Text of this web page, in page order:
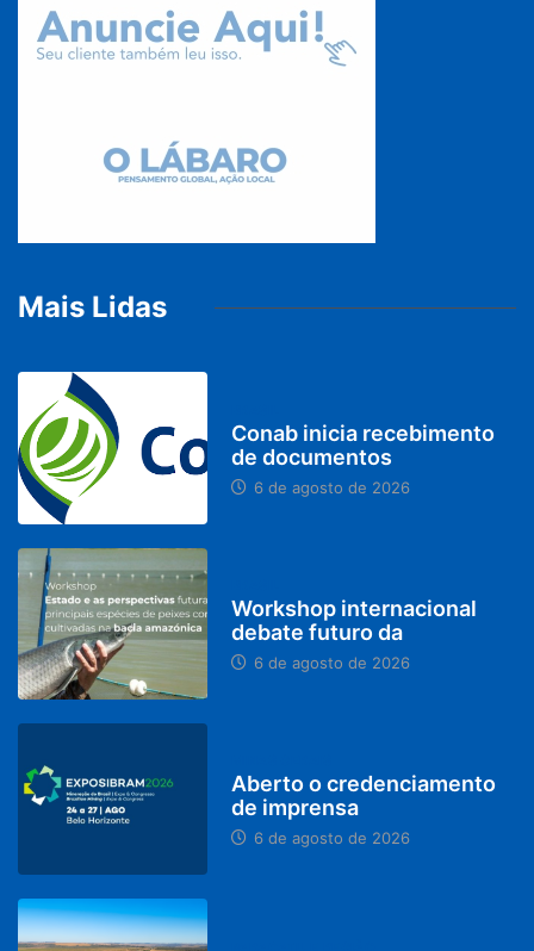
Mais Lidas
Conab inicia recebimento
de documentos
6 de agosto de 2026
Workshop internacional
debate futuro da
6 de agosto de 2026
Aberto o credenciamento
de imprensa
6 de agosto de 2026